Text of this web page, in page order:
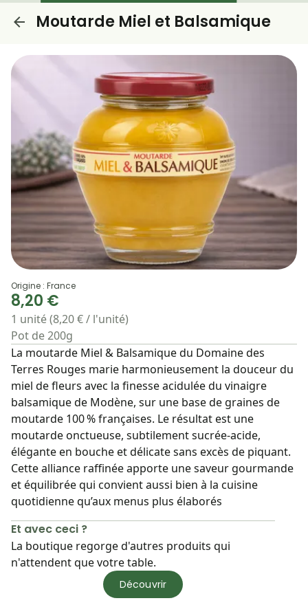
Moutarde Miel et Balsamique
Origine : France
8,20 €
1 unité (8,20 € / l'unité)
Pot de 200g
La moutarde Miel & Balsamique du Domaine des
Terres Rouges marie harmonieusement la douceur du
miel de fleurs avec la finesse acidulée du vinaigre
balsamique de Modène, sur une base de graines de
moutarde 100 % françaises. Le résultat est une
moutarde onctueuse, subtilement sucrée‑acide,
élégante en bouche et délicate sans excès de piquant.
Cette alliance raffinée apporte une saveur gourmande
et équilibrée qui convient aussi bien à la cuisine
quotidienne qu’aux menus plus élaborés
Et avec ceci ?
La boutique regorge d'autres produits qui
n'attendent que votre table.
Découvrir